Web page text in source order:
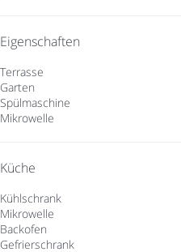
Eigenschaften
Terrasse
Garten
Spülmaschine
Mikrowelle
Küche
Kühlschrank
Mikrowelle
Backofen
Gefrierschrank